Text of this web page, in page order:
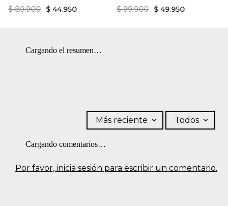
$ 89.900 $ 44.950
$ 99.900 $ 49.950
Cargando el resumen…
Por favor, inicia sesión para escribir un comentario.
Más reciente Todos
Cargando comentarios…